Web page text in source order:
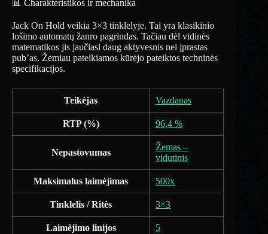
📊 Charakteristikos ir mechanika
Jack On Hold veikia 3×3 tinklelyje. Tai yra klasikinio
lošimo automatų žanro pagrindas. Tačiau dėl vidinės
matematikos jis jaučiasi daug aktyvesnis nei įprastas
pub’as. Žemiau pateikiamos kūrėjo pateiktos techninės
specifikacijos.
Teikėjas Vazdanas
RTP (%) 96,4 %
Nepastovumas
Žemas –
vidutinis
Maksimalus laimėjimas 500x
Tinklelis / Ritės 3×3
Laimėjimo linijos 5